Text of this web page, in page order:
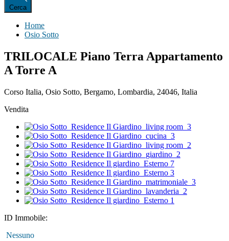
Cerca
Home
Osio Sotto
TRILOCALE Piano Terra Appartamento
A Torre A
Corso Italia, Osio Sotto, Bergamo, Lombardia, 24046, Italia
Vendita
ID Immobile:
Nessuno